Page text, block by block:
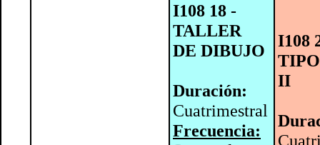
I108 18 -
TALLER
DE DIBUJO
Duración:
Cuatrimestral
Frecuencia:
I108
II